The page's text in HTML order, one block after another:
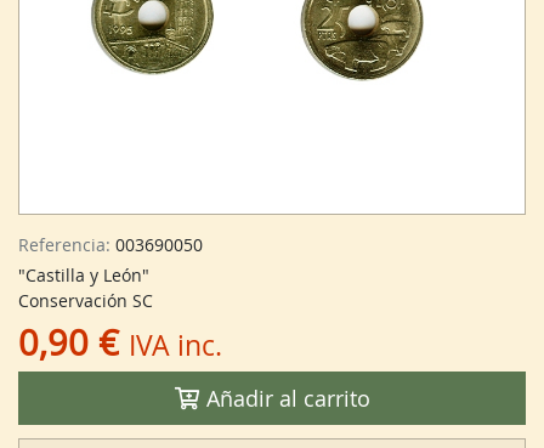
Referencia: 003690050
"Castilla y León"
Conservación SC
0,90 € IVA inc.
Añadir al carrito